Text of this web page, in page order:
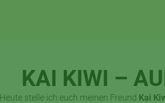
KAI KIWI –
Heute stelle ich euch meinen Freund Kai